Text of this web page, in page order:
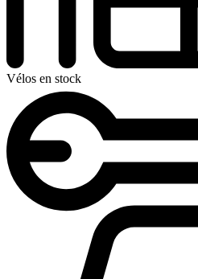
Vélos en stock